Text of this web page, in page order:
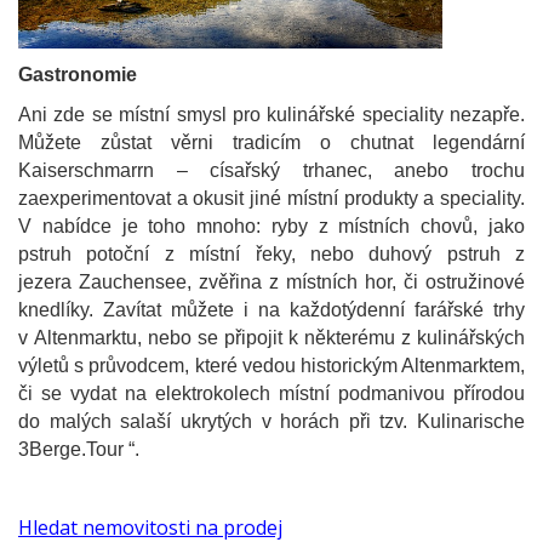
Gastronomie
Ani zde se místní smysl pro kulinářské speciality nezapře.
Můžete zůstat věrni tradicím o chutnat legendární
Kaiserschmarrn – císařský trhanec, anebo trochu
zaexperimentovat a okusit jiné místní produkty a speciality.
V nabídce je toho mnoho: ryby z místních chovů, jako
pstruh potoční z místní řeky, nebo duhový pstruh z
jezera Zauchensee, zvěřina z místních hor, či ostružinové
knedlíky. Zavítat můžete i na každotýdenní farářské trhy
v Altenmarktu, nebo se připojit k některému z kulinářských
výletů s průvodcem, které vedou historickým Altenmarktem,
či se vydat na elektrokolech místní podmanivou přírodou
do malých salaší ukrytých v horách při tzv. Kulinarische
3Berge.Tour “.
Hledat nemovitosti na prodej